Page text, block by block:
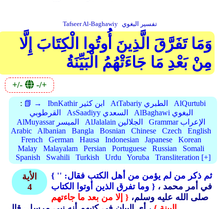
Tafseer Al-Baghawiy تفسير البغوي
وَمَا تَفَرَّقَ الَّذِينَ أُوتُوا الْكِتَابَ إِلَّا
مِنْ بَعْدِ مَا جَاءَتْهُمُ الْبَيِّنَةُ
+/- -/+
: 📗 → IbnKathir ابن كثير AtTabariy الطبري
AlQurtubi
القرطوبي
AsSaadiyy السعدي
AlBaghawi البغوي
AlMuyassar الميسر
AlJalalain الجلالين
Grammar الإعراب
Arabic
Albanian Bangla Bosnian Chinese Czech
English
French
German Hausa Indonesian Japanese
Korean
Malay
Malayalam Persian Portuguese Russian
Somali
Spanish
Swahili Turkish Urdu Yoruba Transliteration [+]
الأية
4
{ ثم ذكر من لم يؤمن من أهل الكتب فقال: ''
وما تفرق الذين أوتوا الكتاب } ، في أمر محمد
صلى الله عليه وسلم، { إلا من بعد ما جاءتهم